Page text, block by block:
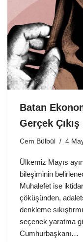
Batan
Gerçek Çıkış
Cem Bülbül 4
Ülkemiz Mayıs
bileşiminin
Muhalefet ise
çöküşünden,
denkleme
seçenek yaratma
Cumhurbaşkanı…